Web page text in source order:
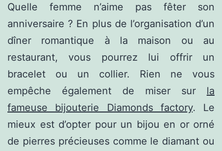
Quelle femme n’aime pas fêter son
anniversaire ? En plus de l’organisation d’un
dîner romantique à la maison ou au
restaurant, vous pourrez lui offrir un
bracelet ou un collier. Rien ne vous
empêche également de miser sur la
fameuse bijouterie Diamonds factory. Le
mieux est d’opter pour un bijou en or orné
de pierres précieuses comme le diamant ou